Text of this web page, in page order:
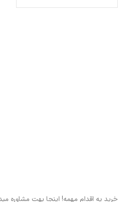
خرید یه اقدام مهمه! اینجا بهت مشاوره